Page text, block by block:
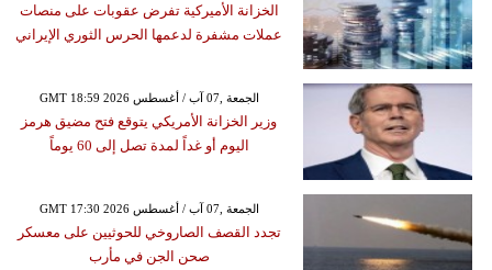
الخزانة الأميركية تفرض عقوبات على منصات
عملات مشفرة لدعمها الحرس الثوري الإيراني
GMT 18:59 2026 الجمعة ,07 آب / أغسطس
وزير الخزانة الأمريكي يتوقع فتح مضيق هرمز
اليوم أو غداً لمدة تصل إلى 60 يوماً
GMT 17:30 2026 الجمعة ,07 آب / أغسطس
تجدد القصف الصاروخي للحوثيين على معسكر
صحن الجن في مأرب